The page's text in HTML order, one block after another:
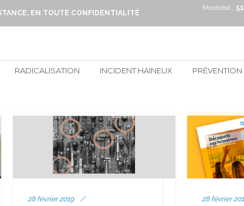
EN TOUTE CONFIDENTIALITÉ
Montréal :
RADICALISATION INCIDENT HAINEUX PRÉVENTION
28 février 2019
/
28 février